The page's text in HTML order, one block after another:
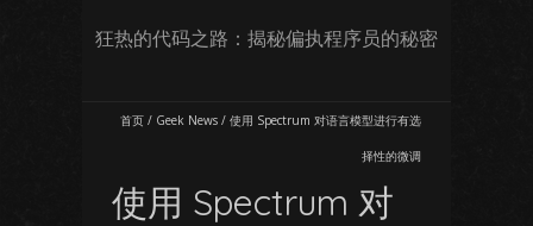
狂热的代码之路：揭秘偏执程序员的秘密
首页 / Geek News / 使用 Spectrum 对语言模型进行有选
择性的微调
使用 Spectrum 对